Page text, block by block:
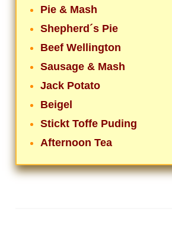
Pie & Mash
Shepherd´s Pie
Beef Wellington
Sausage & Mash
Jack Potato
Beigel
Stickt Toffe Puding
Afternoon Tea